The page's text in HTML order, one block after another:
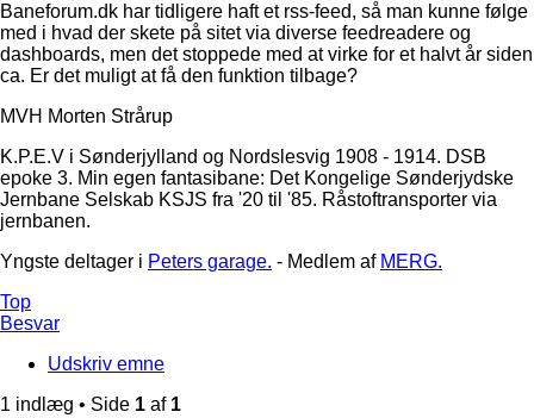
Baneforum.dk har tidligere haft et rss-feed, så man kunne følge
med i hvad der skete på sitet via diverse feedreadere og
dashboards, men det stoppede med at virke for et halvt år siden
ca. Er det muligt at få den funktion tilbage?
MVH Morten Strårup
K.P.E.V i Sønderjylland og Nordslesvig 1908 - 1914. DSB
epoke 3. Min egen fantasibane: Det Kongelige Sønderjydske
Jernbane Selskab KSJS fra '20 til '85. Råstoftransporter via
jernbanen.
Yngste deltager i Peters garage. - Medlem af MERG.
Top
Besvar
Udskriv emne
1 indlæg • Side 1 af 1